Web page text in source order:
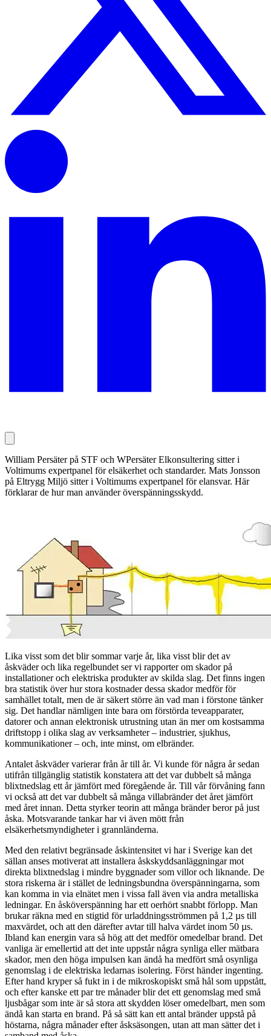
William Persäter på STF och WPersäter Elkonsultering sitter i
Voltimums expertpanel för elsäkerhet och standarder. Mats Jonsson
på Eltrygg Miljö sitter i Voltimums expertpanel för elansvar. Här
förklarar de hur man använder överspänningsskydd.
Lika visst som det blir sommar varje år, lika visst blir det av
åskväder och lika regelbundet ser vi rapporter om skador på
installationer och elektriska produkter av skilda slag. Det finns ingen
bra statistik över hur stora kostnader dessa skador medför för
samhället totalt, men de är säkert större än vad man i förstone tänker
sig. Det handlar nämligen inte bara om förstörda teveapparater,
datorer och annan elektronisk utrustning utan än mer om kostsamma
driftstopp i olika slag av verksamheter – industrier, sjukhus,
kommunikationer – och, inte minst, om elbränder.
Antalet åskväder varierar från år till år. Vi kunde för några år sedan
utifrån tillgänglig statistik konstatera att det var dubbelt så många
blixtnedslag ett år jämfört med föregående år. Till vår förvåning fann
vi också att det var dubbelt så många villabränder det året jämfört
med året innan. Detta styrker teorin att många bränder beror på just
åska. Motsvarande tankar har vi även mött från
elsäkerhetsmyndigheter i grannländerna.
Med den relativt begränsade åskintensitet vi har i Sverige kan det
sällan anses motiverat att installera åskskyddsanläggningar mot
direkta blixtnedslag i mindre byggnader som villor och liknande. De
stora riskerna är i stället de ledningsbundna överspänningarna, som
kan komma in via elnätet men i vissa fall även via andra metalliska
ledningar. En åsköverspänning har ett oerhört snabbt förlopp. Man
brukar räkna med en stigtid för urladdningsströmmen på 1,2 µs till
maxvärdet, och att den därefter avtar till halva värdet inom 50 µs.
Ibland kan energin vara så hög att det medför omedelbar brand. Det
vanliga är emellertid att det inte uppstår några synliga eller mätbara
skador, men den höga impulsen kan ändå ha medfört små osynliga
genomslag i de elektriska ledarnas isolering. Först händer ingenting.
Efter hand kryper så fukt in i de mikroskopiskt små hål som uppstått,
och efter kanske ett par tre månader blir det ett genomslag med små
ljusbågar som inte är så stora att skydden löser omedelbart, men som
ändå kan starta en brand. På så sätt kan ett antal bränder uppstå på
höstarna, några månader efter åsksäsongen, utan att man sätter det i